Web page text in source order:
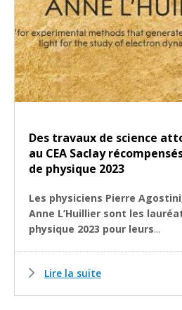
Des travaux de science
au CEA Saclay
de physique 2023
Les physiciens Pierre
Anne L’Huillier sont les
physique 2023 pour leurs...
Lire la suite